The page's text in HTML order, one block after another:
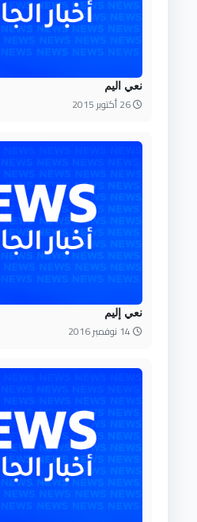
نعي اليم
26 أكتوبر 2015
نعي إليم